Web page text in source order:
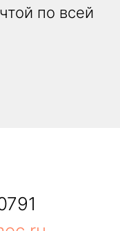
по всей